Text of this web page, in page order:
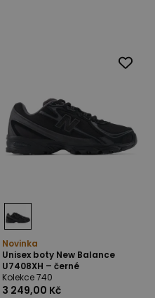
Novinka
Unisex boty New Balance
U7408XH – černé
Kolekce 740
3 249,00 Kč